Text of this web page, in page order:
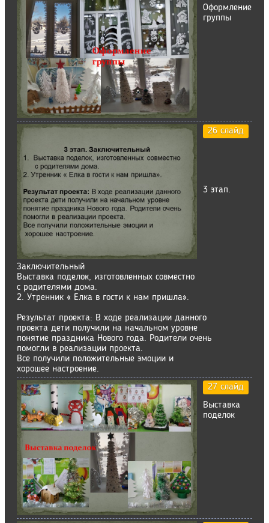
Оформление
группы
26 слайд
3 этап.
Заключительный
Выставка поделок, изготовленных совместно
с родителями дома.
2. Утренник « Елка в гости к нам пришла».
Результат проекта: В ходе реализации данного
проекта дети получили на начальном уровне
понятие праздника Нового года. Родители очень
помогли в реализации проекта.
Все получили положительные эмоции и
хорошее настроение.
27 слайд
Выставка
поделок